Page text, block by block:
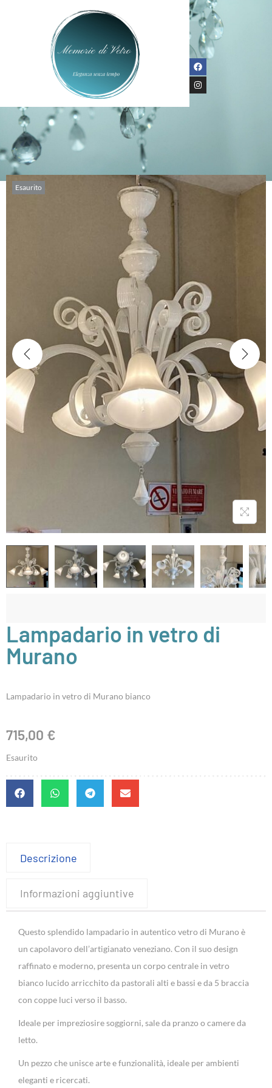
Esaurito
Lampadario in vetro di
Murano
Lampadario in vetro di Murano bianco
715,00 €
Esaurito
Descrizione
Informazioni aggiuntive
Questo splendido lampadario in autentico vetro di Murano è
un capolavoro dell’artigianato veneziano. Con il suo design
raffinato e moderno, presenta un corpo centrale in vetro
bianco lucido arricchito da pastorali alti e bassi e da 5 braccia
con coppe luci verso il basso.
Ideale per impreziosire soggiorni, sale da pranzo o camere da
letto.
Un pezzo che unisce arte e funzionalità, ideale per ambienti
eleganti e ricercati.